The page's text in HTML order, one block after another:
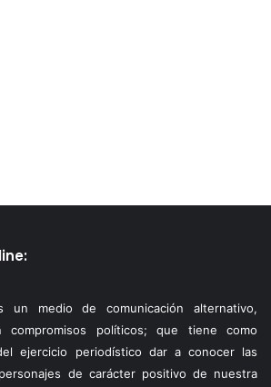
un medio de comunicación alternativo,
compromisos políticos; que tiene como
ejercicio periodístico dar a conocer las
de carácter positivo de nuestra